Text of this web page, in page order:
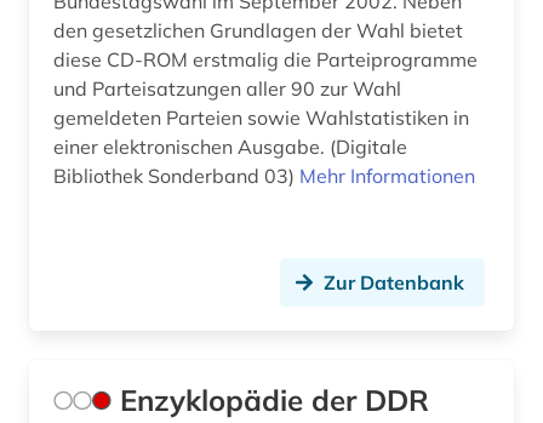
den gesetzlichen Grundlagen der Wahl bietet
diese CD-ROM erstmalig die Parteiprogramme
und Parteisatzungen aller 90 zur Wahl
gemeldeten Parteien sowie Wahlstatistiken in
einer elektronischen Ausgabe. (Digitale
Bibliothek Sonderband 03) Mehr Informationen
Zur Datenbank
Enzyklopädie der DDR